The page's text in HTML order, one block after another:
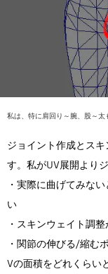
私は、特に肩回り～腕、股～太
ジョイント作成とス
す。私がUV展開より
・実際に曲げてみな
い
・スキンウェイト調
・関節の伸びる/縮む
Vの面積をどれくらい